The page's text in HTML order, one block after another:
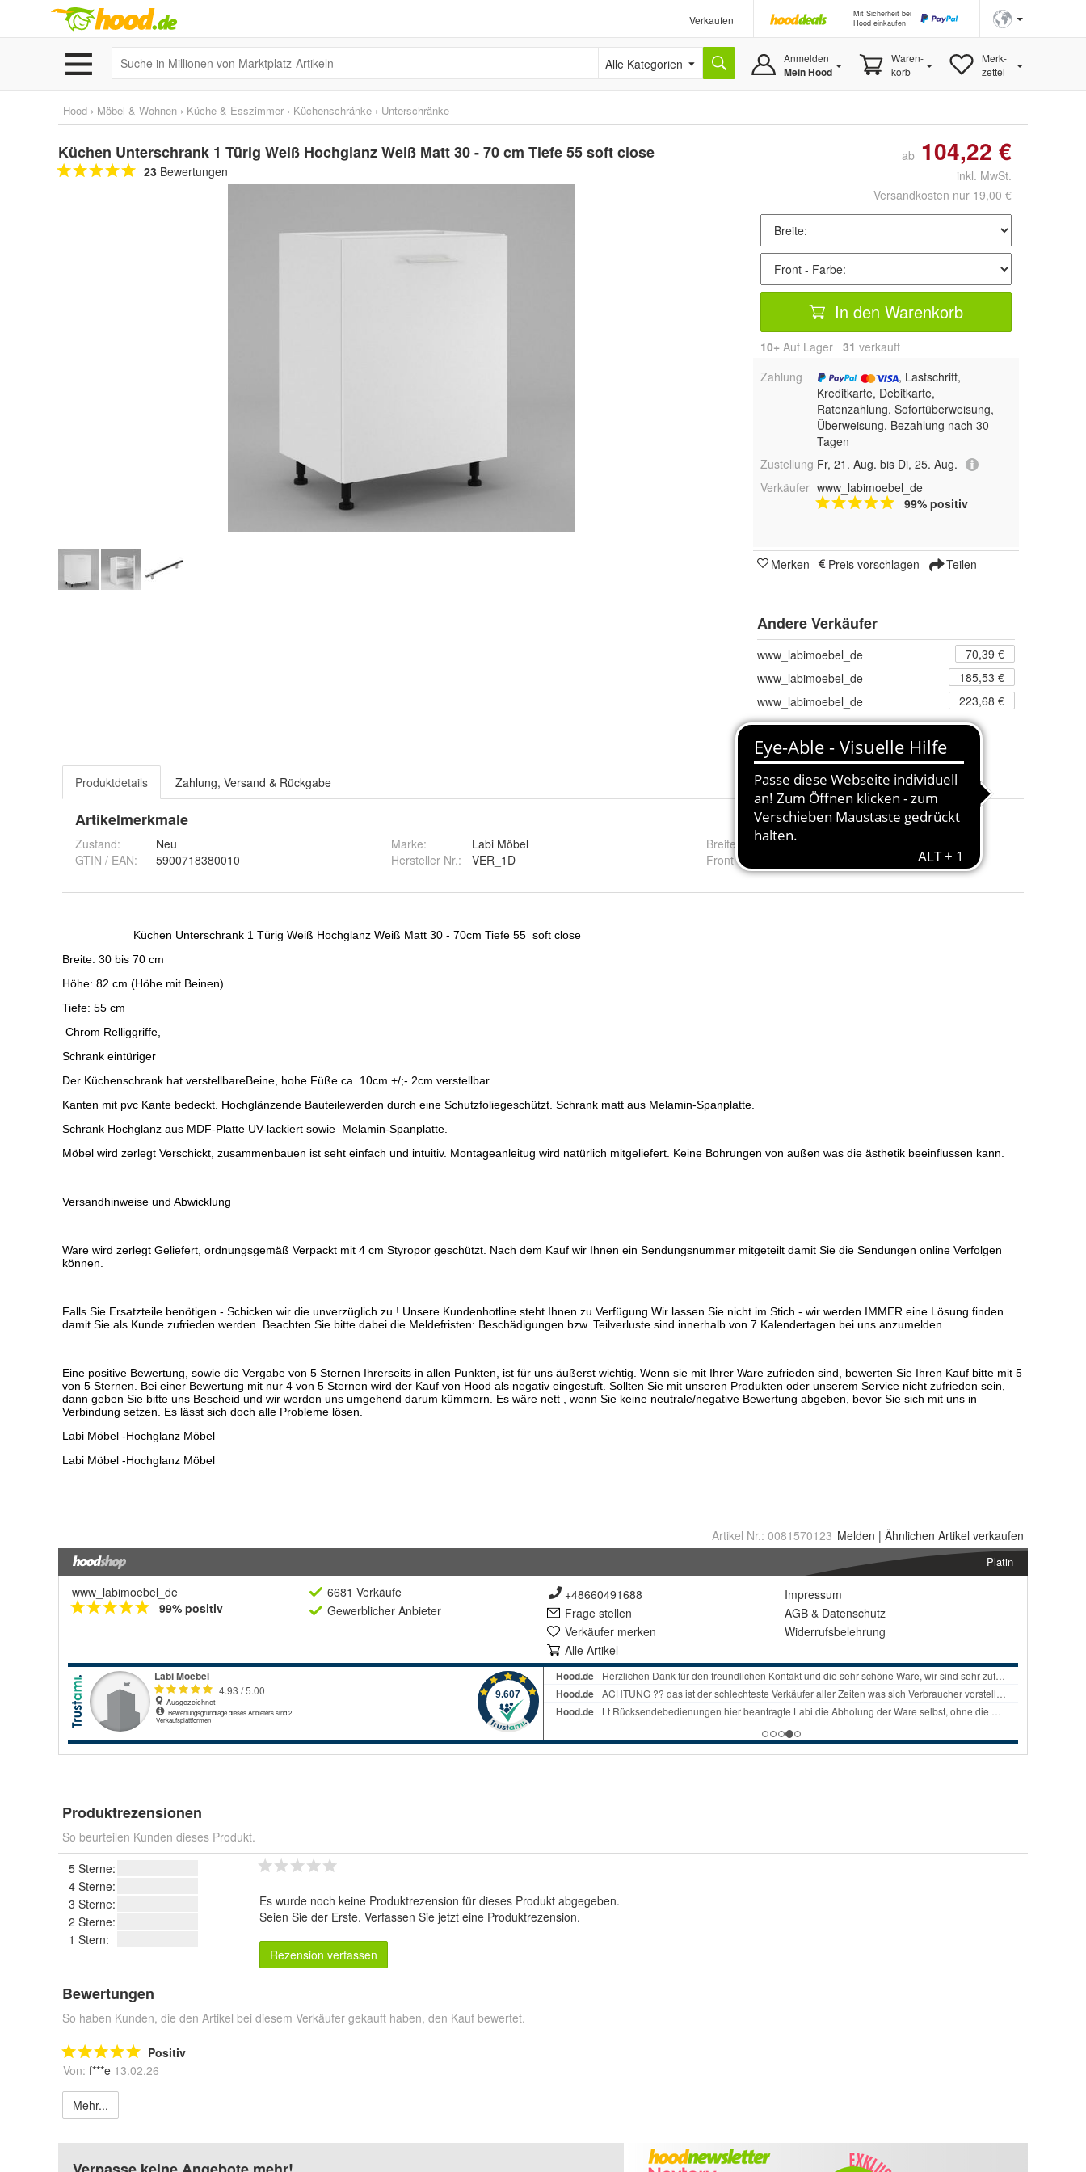
Verkaufen
Mit Sicherheit bei
Hood einkaufen
Alle Kategorien Anmelden
Mein Hood
Waren-
korb
Merk-
zettel
Hood › Möbel & Wohnen › Küche & Esszimmer › Küchenschränke › Unterschränke
Küchen Unterschrank 1 Türig Weiß Hochglanz Weiß Matt 30 - 70 cm Tiefe 55 soft close
23 Bewertungen
ab 104,22 €
inkl. MwSt.
Versandkosten nur 19,00 €
In den Warenkorb
10+ Auf Lager 31 verkauft
Zahlung
, Lastschrift,
Kreditkarte, Debitkarte,
Ratenzahlung, Sofortüberweisung,
Überweisung, Bezahlung nach 30
Tagen
Zustellung Fr, 21. Aug. bis Di, 25. Aug.
Verkäufer www_labimoebel_de
99% positiv
Merken Preis vorschlagen Teilen
Andere Verkäufer
www_labimoebel_de
70,39 €
www_labimoebel_de
185,53 €
www_labimoebel_de
223,68 €
23 Angebote ab 70,39 €
Produktdetails Zahlung, Versand & Rückgabe
Artikelmerkmale
Zustand:
Neu
GTIN / EAN:
5900718380010
Marke:
Labi Möbel
Hersteller Nr.:
VER_1D
Breite
Front - Farbe
Weiß Matt und Weiß Hochglanz
Artikel Nr.: 0081570123 Melden | Ähnlichen Artikel verkaufen
Platin
www_labimoebel_de
99% positiv
6681 Verkäufe
Gewerblicher Anbieter
+48660491688
Frage stellen
Verkäufer merken
Alle Artikel
Impressum
AGB & Datenschutz
Widerrufsbelehrung
Produktrezensionen
So beurteilen Kunden dieses Produkt.
5 Sterne:
4 Sterne:
3 Sterne:
2 Sterne:
1 Stern:
Es wurde noch keine Produktrezension für dieses Produkt abgegeben.
Seien Sie der Erste. Verfassen Sie jetzt eine Produktrezension.
Rezension verfassen
Bewertungen
So haben Kunden, die den Artikel bei diesem Verkäufer gekauft haben, den Kauf bewertet.
Positiv
Von: f***e 13.02.26
Mehr...